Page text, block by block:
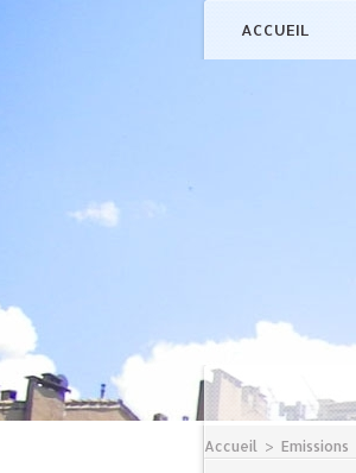
ACCUEIL
Accueil > Emissions